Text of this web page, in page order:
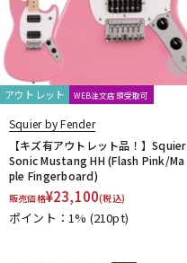
アウトレット WEB注文店頭受取可
Squier by Fender
【キズ有アウトレット品！】Squier
Sonic Mustang HH (Flash Pink/Ma
ple Fingerboard)
販売価格¥23,100(税込)
ポイント：1% (210pt)